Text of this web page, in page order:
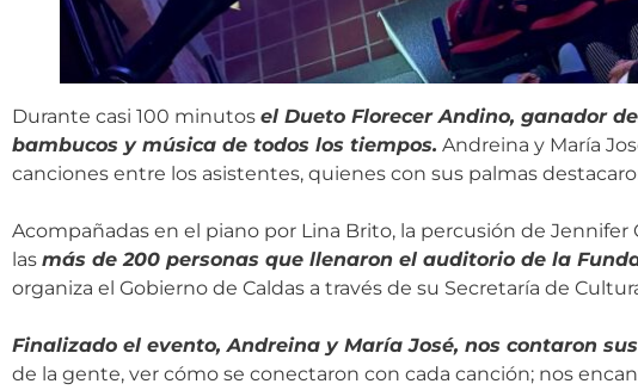
Durante casi 100 minutos el Dueto Florecer Andino, ganador
bambucos y música de todos los tiempos. Andreina y María
canciones entre los asistentes, quienes con sus palmas
Acompañadas en el piano por Lina Brito, la percusión de
las más de 200 personas que llenaron el auditorio de la
organiza el Gobierno de Caldas a través de su Secretaría de
Finalizado el evento, Andreina y María José, nos contaron
de la gente, ver cómo se conectaron con cada canción; nos